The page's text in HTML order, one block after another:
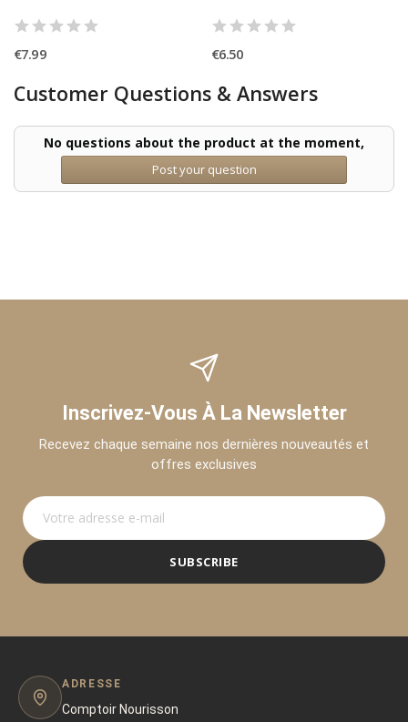
€7.99 €6.50
Customer Questions & Answers
No questions about the product at the moment,
Post your question
Inscrivez-Vous À La Newsletter
Recevez chaque semaine nos dernières nouveautés et
offres exclusives
SUBSCRIBE
ADRESSE
Comptoir Nourisson